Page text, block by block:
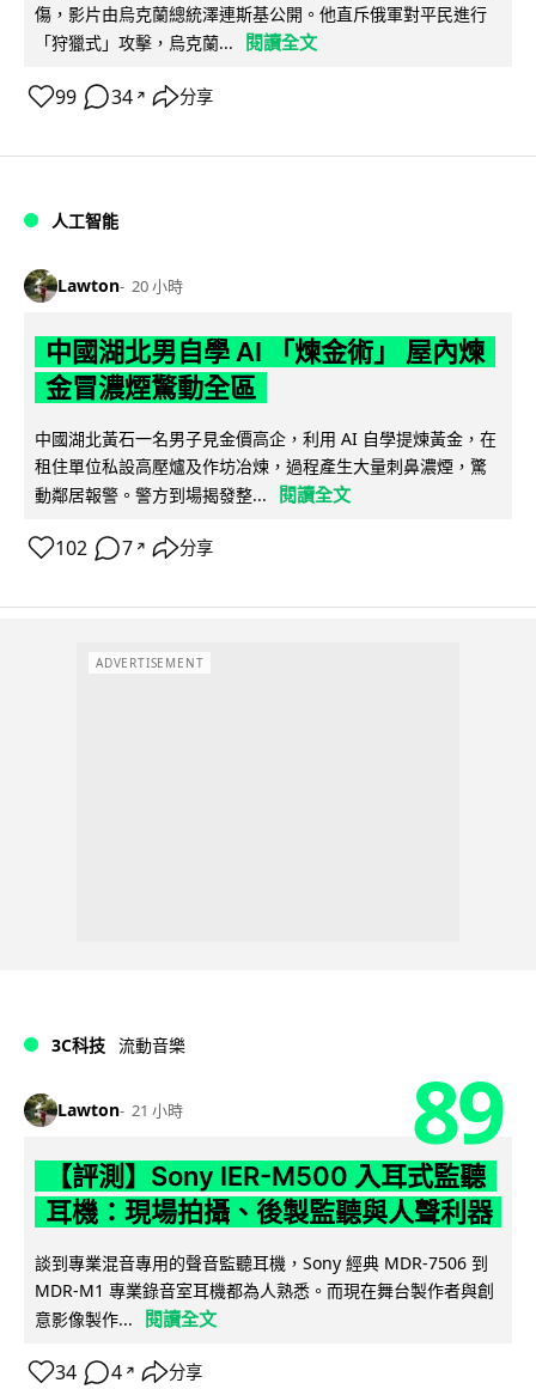
傷，影片由烏克蘭總統澤連斯基公開。他直斥俄軍對平民進行
「狩獵式」攻擊，烏克蘭...
閱讀全文
99 34 ↗ 分享
人工智能
Lawton 20 小時
中國湖北男自學 AI 「煉金術」 屋內煉
金冒濃煙驚動全區
中國湖北黃石一名男子見金價高企，利用 AI 自學提煉黃金，在
租住單位私設高壓爐及作坊冶煉，過程產生大量刺鼻濃煙，驚
動鄰居報警。警方到場揭發整...
閱讀全文
102 7 ↗ 分享
ADVERTISEMENT
3C科技 流動音樂
Lawton 21 小時 89
【評測】Sony IER-M500 入耳式監聽
耳機：現場拍攝、後製監聽與人聲利器
談到專業混音專用的聲音監聽耳機，Sony 經典 MDR-7506 到
MDR-M1 專業錄音室耳機都為人熟悉。而現在舞台製作者與創
意影像製作...
閱讀全文
34 4 ↗ 分享